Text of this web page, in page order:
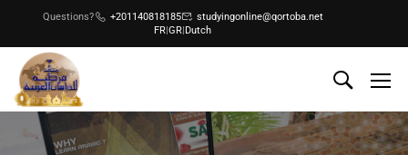
Questions? +201140818185
studyingonline@qortoba.net
FR|GR|Dutch